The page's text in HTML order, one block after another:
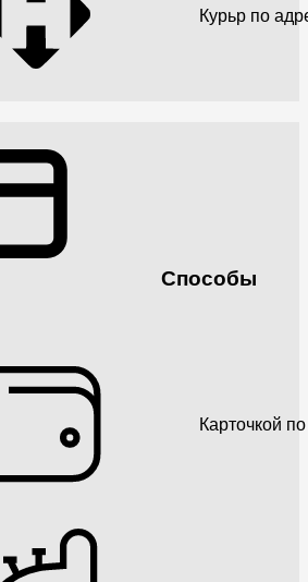
Курьр по
Способы
Карточкой